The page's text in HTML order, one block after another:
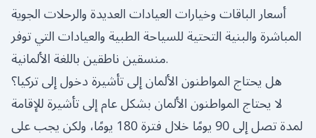
أسعار الباقات وخيارات العيادات العديدة والرحلات الجوية
المباشرة والبنية التحتية للسياحة الطبية والعيادات التي توفر
منسقين ناطقين باللغة الألمانية.
هل يحتاج المواطنون الألمان إلى تأشيرة دخول إلى تركيا؟
لا يحتاج المواطنون الألمان بشكل عام إلى تأشيرة للإقامة
لمدة تصل إلى 90 يومًا خلال فترة 180 يومًا، ولكن يجب على